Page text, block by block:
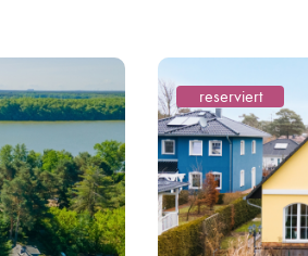
reserviert